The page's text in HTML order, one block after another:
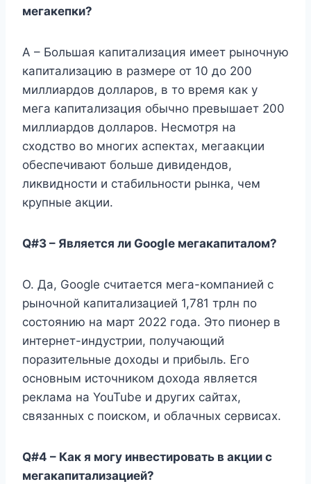
мегакепки?
A – Большая капитализация имеет рыночную
капитализацию в размере от 10 до 200
миллиардов долларов, в то время как у
мега капитализация обычно превышает 200
миллиардов долларов. Несмотря на
сходство во многих аспектах, мегаакции
обеспечивают больше дивидендов,
ликвидности и стабильности рынка, чем
крупные акции.
Q#3 – Является ли Google мегакапиталом?
О. Да, Google считается мега-компанией с
рыночной капитализацией 1,781 трлн по
состоянию на март 2022 года. Это пионер в
интернет-индустрии, получающий
поразительные доходы и прибыль. Его
основным источником дохода является
реклама на YouTube и других сайтах,
связанных с поиском, и облачных сервисах.
Q#4 – Как я могу инвестировать в акции с
мегакапитализацией?